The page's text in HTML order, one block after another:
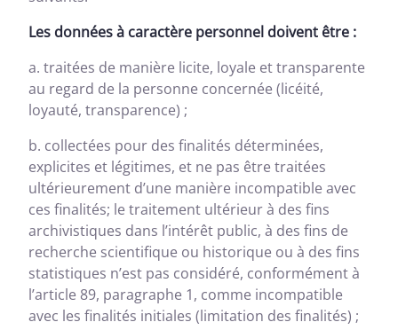
Les données à caractère personnel doivent être :
a. traitées de manière licite, loyale et transparente
au regard de la personne concernée (licéité,
loyauté, transparence) ;
b. collectées pour des finalités déterminées,
explicites et légitimes, et ne pas être traitées
ultérieurement d’une manière incompatible avec
ces finalités; le traitement ultérieur à des fins
archivistiques dans l’intérêt public, à des fins de
recherche scientifique ou historique ou à des fins
statistiques n’est pas considéré, conformément à
l’article 89, paragraphe 1, comme incompatible
avec les finalités initiales (limitation des finalités) ;